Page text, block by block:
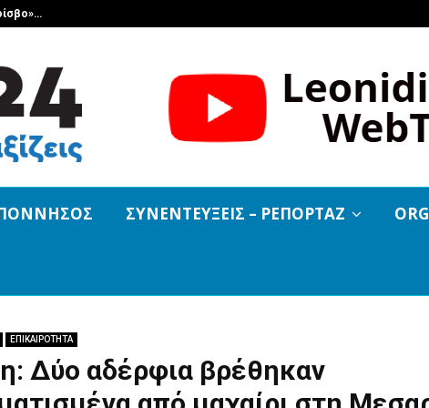
ΣΥΝΕΝΤΕΥΞΕΙΣ – ΡΕΠΟΡΤΑΖ
ΕΠΙΚΑΙΡΟΤΗΤΑ
Δύο αδέρφια βρέθηκαν